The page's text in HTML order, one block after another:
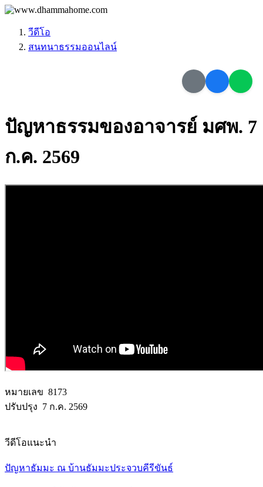
วีดีโอ
สนทนาธรรมออนไลน์
ปัญหาธรรมของอาจารย์ มศพ. 7
ก.ค. 2569
หมายเลข 8173
ปรับปรุง 7 ก.ค. 2569
วีดีโอแนะนำ
ปัญหาธัมมะ ณ บ้านธัมมะประจวบคีรีขันธ์